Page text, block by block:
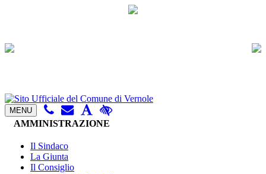
MENU
AMMINISTRAZIONE
Il Sindaco
La Giunta
Il Consiglio